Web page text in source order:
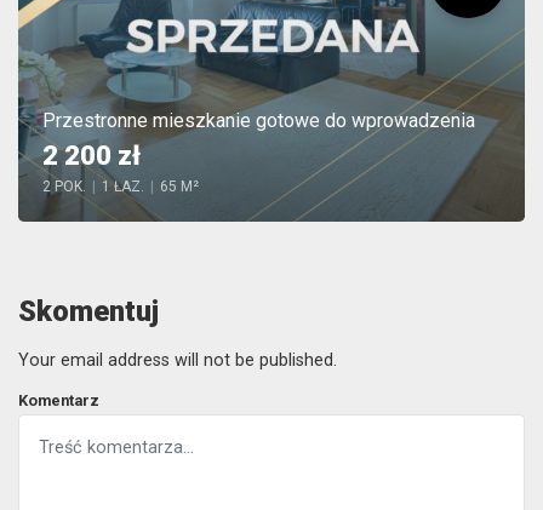
Przestronne mieszkanie gotowe do wprowadzenia
2 200 zł
2 POK. 1 ŁAZ. 65 M²
Skomentuj
Your email address will not be published.
Komentarz